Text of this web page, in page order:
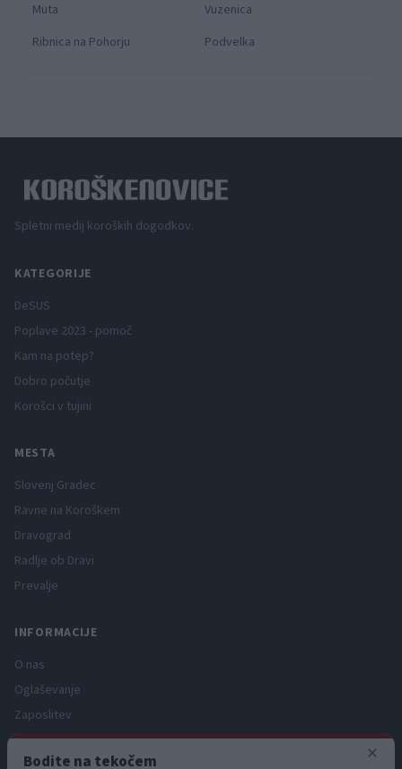
Muta
Vuzenica
Ribnica na Pohorju
Podvelka
Spletni medij koroških dogodkov.
KATEGORIJE
DeSUS
Poplave 2023 - pomoč
Kam na potep?
Dobro počutje
Korošci v tujini
MESTA
Slovenj Gradec
Ravne na Koroškem
Dravograd
Radlje ob Dravi
Prevalje
INFORMACIJE
O nas
Oglaševanje
Zaposlitev
Pravno obvestilo
×
Bodite na tekočem